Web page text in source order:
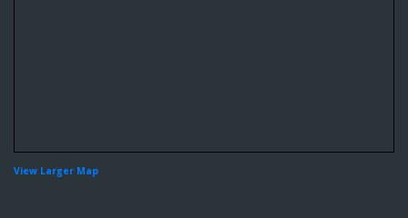
View Larger Map